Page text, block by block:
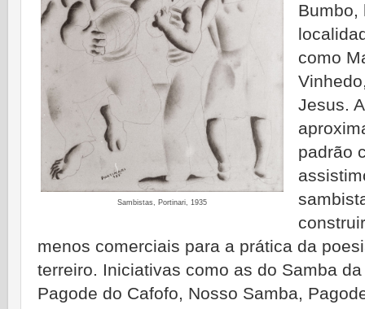
Sambistas, Portinari, 1935
Bumbo,
como
Jesus.
padrão
menos comerciais para a prática da
terreiro. Iniciativas como as do Samba
Pagode do Cafofo, Nosso Samba,